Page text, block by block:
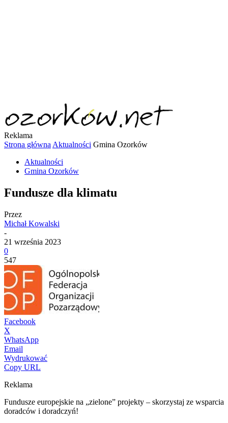
Reklama
Strona główna Aktualności Gmina Ozorków
Aktualności
Gmina Ozorków
Fundusze dla klimatu
Przez
Michał Kowalski
-
21 września 2023
0
547
Facebook
X
WhatsApp
Email
Wydrukować
Copy URL
Reklama
Fundusze europejskie na „zielone” projekty – skorzystaj ze wsparcia
doradców i doradczyń!